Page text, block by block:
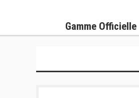
Gamme Officielle